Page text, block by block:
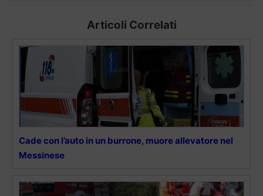
Articoli Correlati
Cade con l’auto in un burrone, muore allevatore nel
Messinese